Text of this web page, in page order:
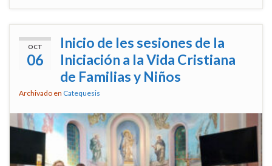
OCT
06
Inicio de les sesiones de la
Iniciación a la Vida Cristiana
de Familias y Niños
Archivado en Catequesis